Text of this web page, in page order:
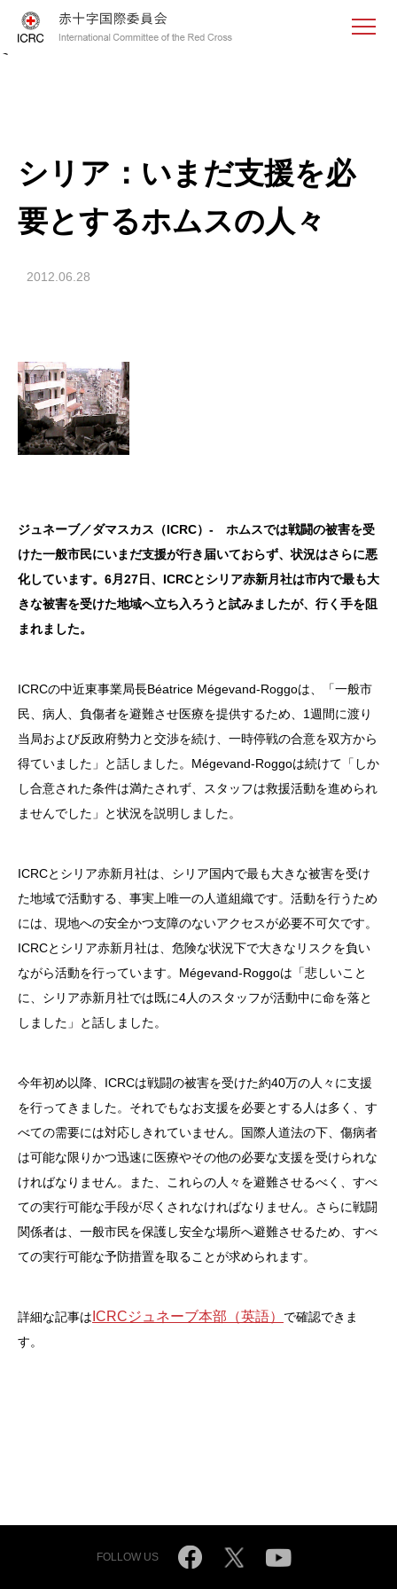
<
シリア：いまだ支援を必
要とするホムスの人々
2012.06.28
ジュネーブ／ダマスカス（ICRC）- ホムスでは戦闘の被害を受
けた一般市民にいまだ支援が行き届いておらず、状況はさらに悪
化しています。6月27日、ICRCとシリア赤新月社は市内で最も大
きな被害を受けた地域へ立ち入ろうと試みましたが、行く手を阻
まれました。
ICRCの中近東事業局長Béatrice Mégevand-Roggoは、「一般市
民、病人、負傷者を避難させ医療を提供するため、1週間に渡り
当局および反政府勢力と交渉を続け、一時停戦の合意を双方から
得ていました」と話しました。Mégevand-Roggoは続けて「しか
し合意された条件は満たされず、スタッフは救援活動を進められ
ませんでした」と状況を説明しました。
ICRCとシリア赤新月社は、シリア国内で最も大きな被害を受け
た地域で活動する、事実上唯一の人道組織です。活動を行うため
には、現地への安全かつ支障のないアクセスが必要不可欠です。
ICRCとシリア赤新月社は、危険な状況下で大きなリスクを負い
ながら活動を行っています。Mégevand-Roggoは「悲しいこと
に、シリア赤新月社では既に4人のスタッフが活動中に命を落と
しました」と話しました。
今年初め以降、ICRCは戦闘の被害を受けた約40万の人々に支援
を行ってきました。それでもなお支援を必要とする人は多く、す
べての需要には対応しきれていません。国際人道法の下、傷病者
は可能な限りかつ迅速に医療やその他の必要な支援を受けられな
ければなりません。また、これらの人々を避難させるべく、すべ
ての実行可能な手段が尽くされなければなりません。さらに戦闘
関係者は、一般市民を保護し安全な場所へ避難させるため、すべ
ての実行可能な予防措置を取ることが求められます。
詳細な記事は ICRCジュネーブ本部（英語） で確認できま
す。
FOLLOW US